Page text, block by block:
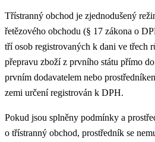
Třístranný obchod je zjednodušený
řetězového obchodu (§ 17 zákona o
tří osob registrovaných k dani ve třech
přepravu zboží z prvního státu přímo
prvním dodavatelem nebo
zemi určení registrován k DPH.
Pokud jsou splněny podmínky a
o třístranný obchod, prostředník se